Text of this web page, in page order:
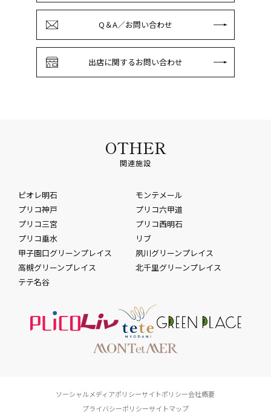
Q＆A／お問い合わせ
出店に関するお問い合わせ
OTHER
関連施設
ピオレ明石
モンテメール
プリコ神戸
プリコ六甲道
プリコ三宮
プリコ西明石
プリコ垂水
リブ
甲子園口グリーンプレイス
夙川グリーンプレイス
高槻グリーンプレイス
北千里グリーンプレイス
テテ名谷
ソーシャルメディアポリシーサイトポリシー会社概要
プライバシーポリシーサイトマップ